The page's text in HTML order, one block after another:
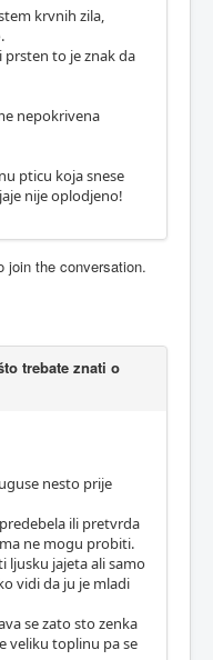
krvnih zila,
prsten to je znak da
nepokrivena
pticu koja snese
nije oplodjeno!
join the conversation.
trebate znati o
nesto prije
ili pretvrda
ne mogu probiti.
ljusku jajeta ali samo
vidi da ju je mladi
se zato sto zenka
veliku toplinu pa se